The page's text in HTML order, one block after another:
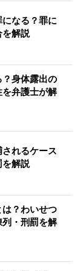
なる？罪に
を解説
身体露出の
弁護士が解
れるケース
を解説
？わいせつ
・刑罰を解